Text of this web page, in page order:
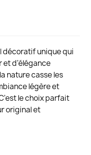
décoratif unique qui
d’élégance
nature casse les
légère et
le choix parfait
original et